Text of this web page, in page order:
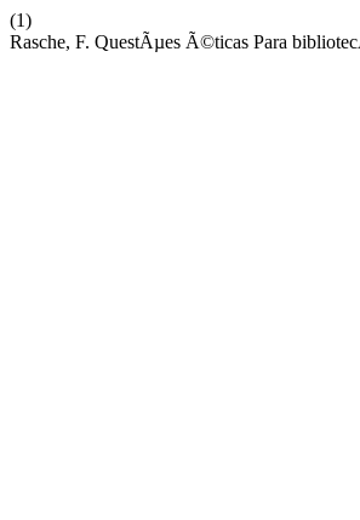
(1)
Rasche, F. QuestÃµes Ã©ticas Para